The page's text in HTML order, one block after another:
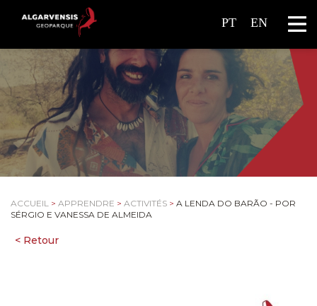
PT EN
ACCUEIL > APPRENDRE > ACTIVITÉS > A LENDA DO BARÃO - POR
SÉRGIO E VANESSA DE ALMEIDA